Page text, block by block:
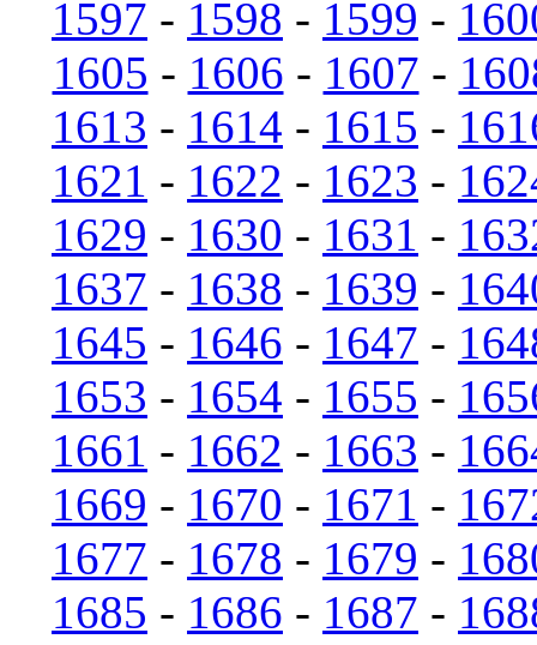
1597 - 1598 - 1599 -
1605 - 1606 - 1607 -
1613 - 1614 - 1615 -
1621 - 1622 - 1623 -
1629 - 1630 - 1631 -
1637 - 1638 - 1639 -
1645 - 1646 - 1647 -
1653 - 1654 - 1655 -
1661 - 1662 - 1663 -
1669 - 1670 - 1671 -
1677 - 1678 - 1679 -
1685 - 1686 - 1687 -